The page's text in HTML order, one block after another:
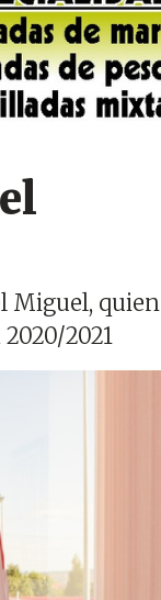
Miguel, quien
2021